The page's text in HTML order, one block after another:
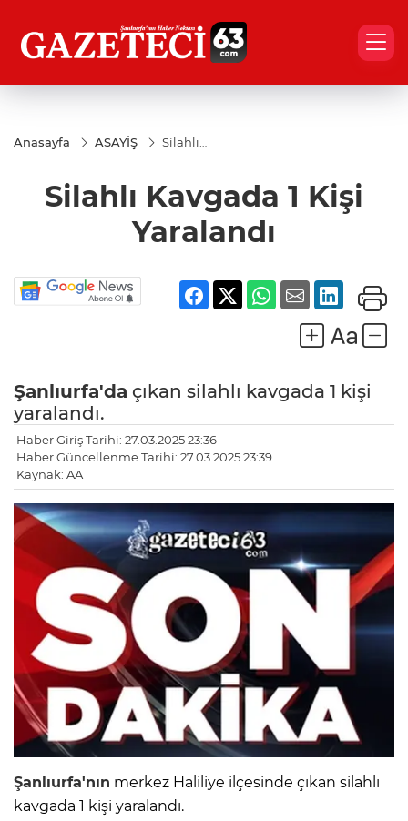
Anasayfa ASAYİŞ
Silahlı
Yaralandı
Silahlı Kavgada 1 Kişi
Yaralandı
Şanlıurfa'da çıkan silahlı kavgada 1 kişi
yaralandı.
Haber Giriş Tarihi: 27.03.2025 23:36
Haber Güncellenme Tarihi: 27.03.2025 23:39
Kaynak: AA
Şanlıurfa'nın merkez Haliliye ilçesinde çıkan silahlı
kavgada 1 kişi yaralandı.